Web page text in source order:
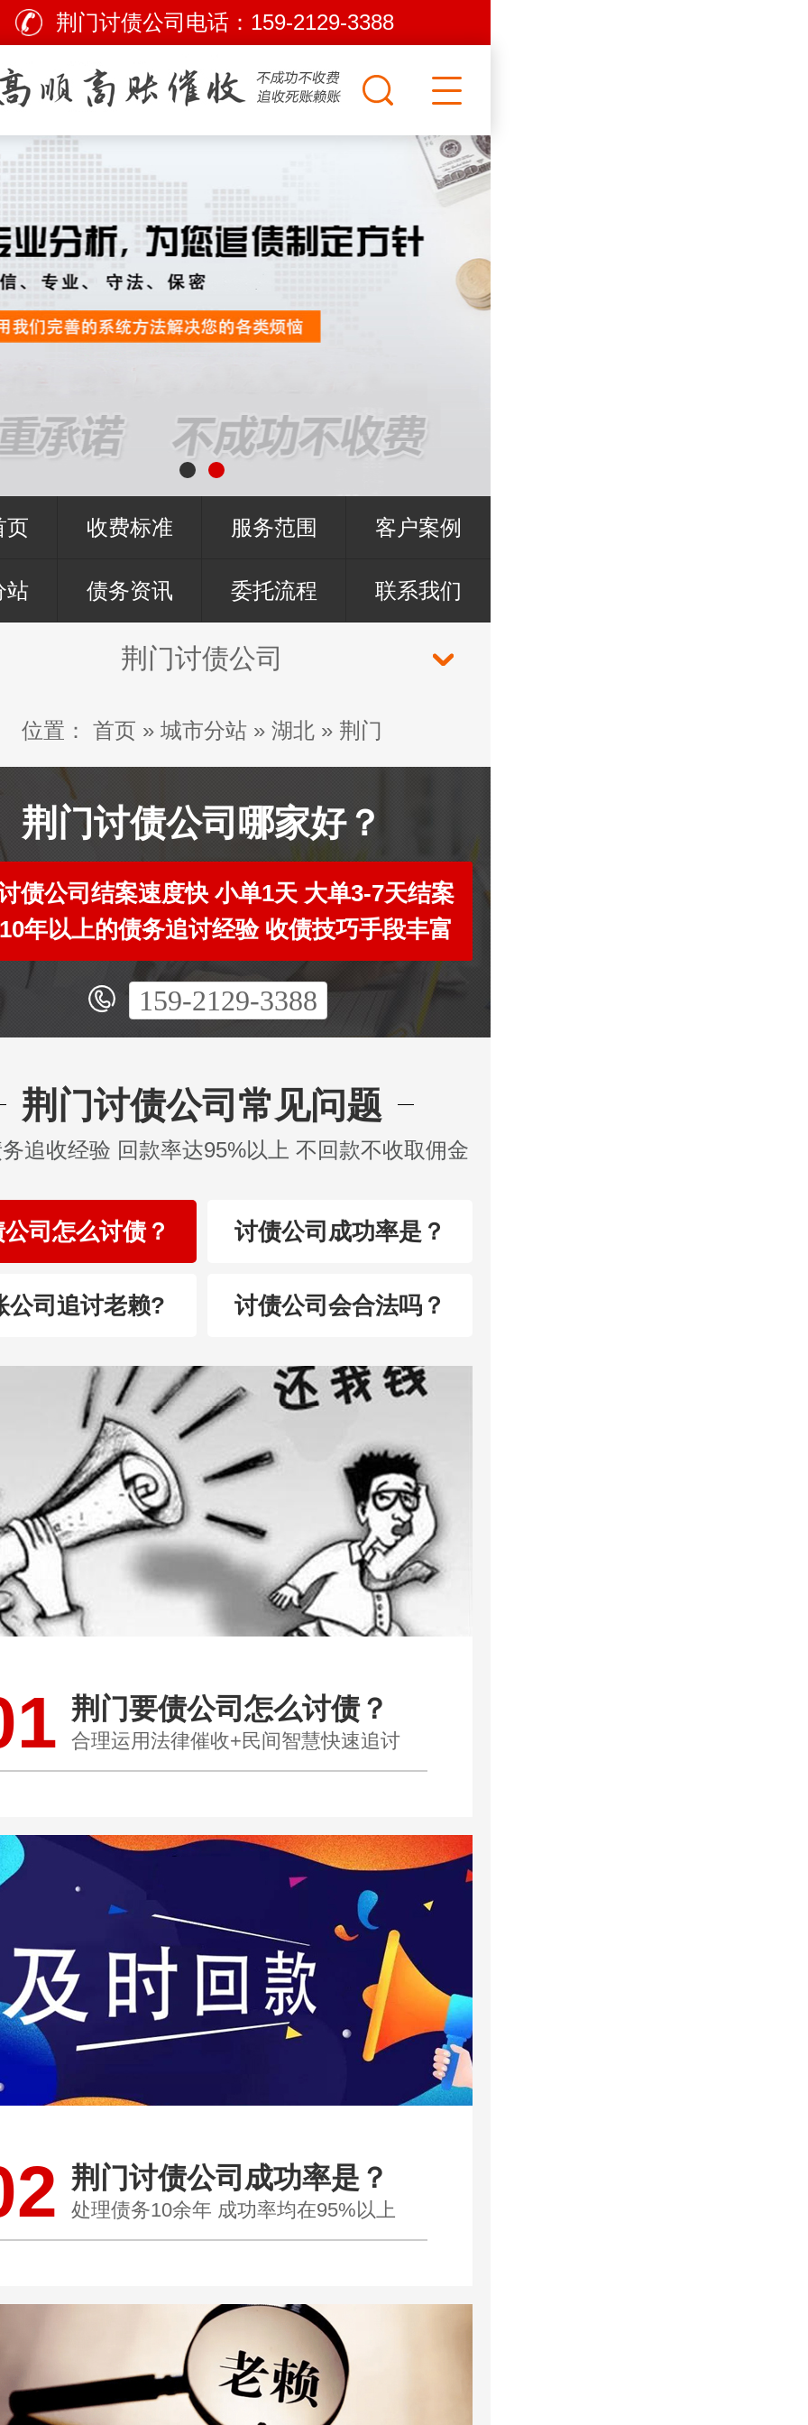
荆门讨债公司电话： 159-2129-3388
页 收费标准 服务范围 客户案例
站 债务资讯 委托流程 联系我们
荆门讨债公司
位置： 首页 » 城市分站 » 湖北 » 荆门
荆门讨债公司哪家好？
债公司结案速度快 小单1天 大单3-7天结案
年以上的债务追讨经验 收债技巧手段丰富
159-2129-3388
荆门讨债公司常见问题
追收经验 回款率达95%以上 不回款不收取佣金
司怎么讨债？ 讨债公司成功率是？
公司追讨老赖? 讨债公司会合法吗？
荆门要债公司怎么讨债？
合理运用法律催收+民间智慧快速追讨
荆门讨债公司成功率是？
处理债务10余年 成功率均在95%以上